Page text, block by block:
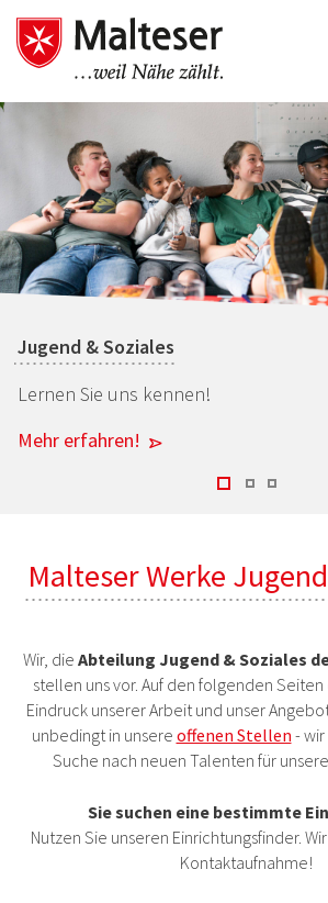
Jugend & Soziales
Lernen Sie uns kennen!
Mehr erfahren!
Malteser Werke
Wir, die Abteilung Jugend & Soziales
stellen uns vor. Auf den folgenden
Eindruck unserer Arbeit und unser
unbedingt in unsere offenen Stellen -
Suche nach neuen Talenten für
Sie suchen eine bestimmte
Nutzen Sie unseren Einrichtungsfinder.
Kontaktaufnahme!